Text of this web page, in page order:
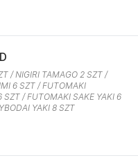
/ NIGIRI TAMAGO 2 SZT /
6 SZT / FUTOMAKI
SZT / FUTOMAKI SAKE YAKI 6
YAKI 8 SZT